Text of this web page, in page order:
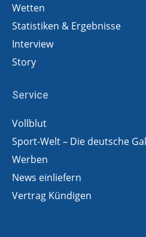
Wetten
Statistiken & Ergebnisse
Interview
Story
Service
Vollblut
Sport-Welt – Die deutsche
Werben
News einliefern
Vertrag Kündigen